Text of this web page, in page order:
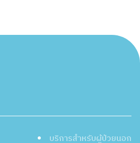
บริการสำหรับผู้ป่วยนอก